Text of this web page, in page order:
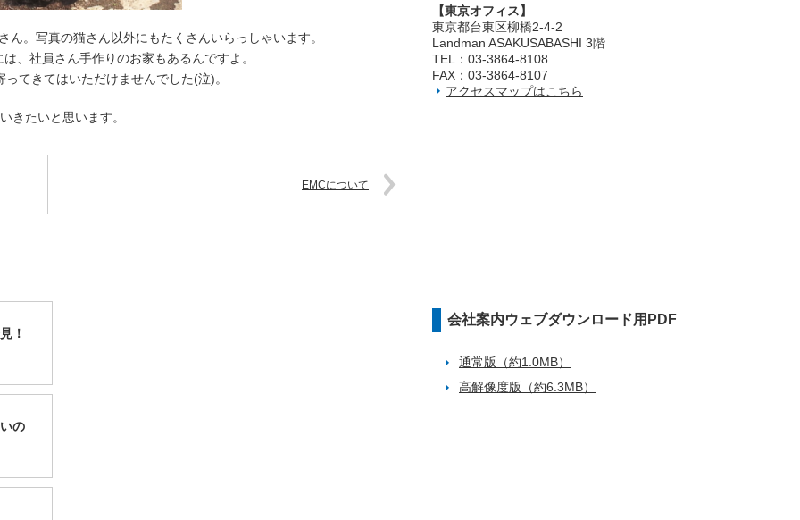
。写真の猫さん以外にもたくさんいらっしゃいます。
、社員さん手作りのお家もあるんですよ。
てきてはいただけませんでした(泣)。
きたいと思います。
EMCについて
！
の
【東京オフィス】
東京都台東区柳橋2‐4‐2
Landman ASAKUSABASHI 3階
TEL：03‐3864‐8108
FAX：03‐3864‐8107
アクセスマップはこちら
会社案内ウェブダウンロード用PDF
通常版（約1.0MB）
高解像度版（約6.3MB）